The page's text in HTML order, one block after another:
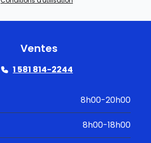
Ventes
1 581 814-2244
8h00-20h00
8h00-18h00